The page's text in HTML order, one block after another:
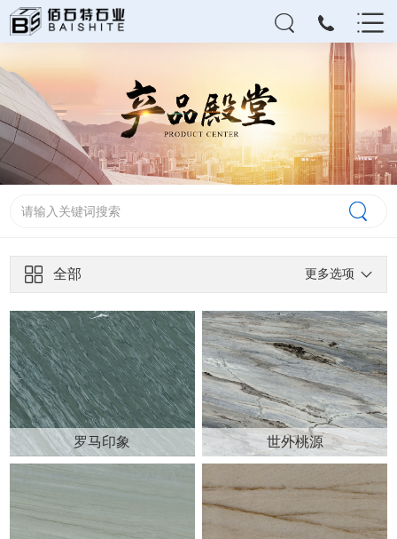
全部 更多选项
罗马印象 世外桃源